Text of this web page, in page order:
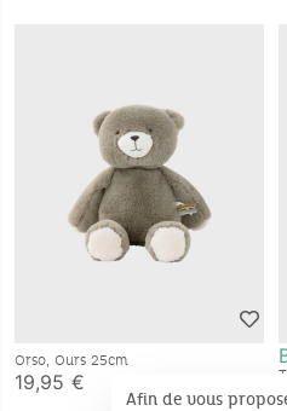
Orso, Ours 25cm
19,95 €
Afin de vous